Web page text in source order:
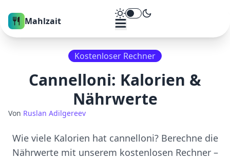
Mahlzait Theme umschalten
Kostenloser Rechner
Cannelloni: Kalorien &
Nährwerte
Von Ruslan Adilgereev
Wie viele Kalorien hat cannelloni? Berechne die
Nährwerte mit unserem kostenlosen Rechner –